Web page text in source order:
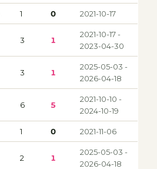
1 0 2021-10-17
3 1
2021-10-17 -
2023-04-30
3 1
2025-05-03 -
2026-04-18
6 5
2021-10-10 -
2024-10-19
1 0 2021-11-06
2 1
2025-05-03 -
2026-04-18